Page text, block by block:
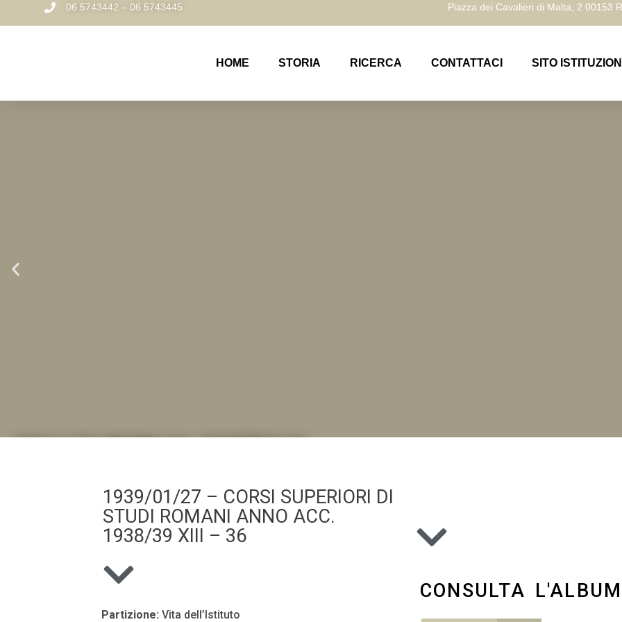
06 5743442 – 06 5743445 Piazza dei Cavalieri di Malta, 2 00153
HOME STORIA RICERCA CONTATTACI SITO
.LA "VITA DELL'ISTITUTO" ATTRAVERSO LE IMMAGINI
1939/01/27 – CORSI SUPERIORI DI
STUDI ROMANI ANNO ACC.
1938/39 XIII – 36
Partizione: Vita dell’Istituto
CONSULTA L'ALBUM